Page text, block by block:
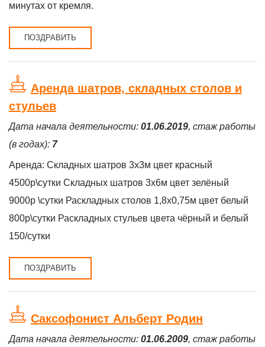
минутах от кремля.
ПОЗДРАВИТЬ
Аренда шатров, складных столов и
стульев
Дата начала деятельности: 01.06.2019, стаж работы
(в годах): 7
Аренда: Складных шатров 3х3м цвет красный
4500р\сутки Складных шатров 3х6м цвет зелёный
9000р \сутки Раскладных столов 1,8х0,75м цвет белый
800р\сутки Раскладных стульев цвета чёрный и белый
150/сутки
ПОЗДРАВИТЬ
Саксофонист Альберт Родин
Дата начала деятельности: 01.06.2009, стаж работы